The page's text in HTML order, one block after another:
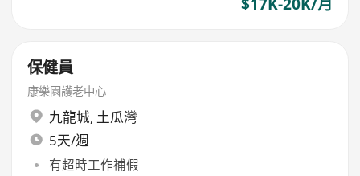
保健員
康樂園護老中心
九龍城, 土瓜灣
5天/週
有超時工作補假